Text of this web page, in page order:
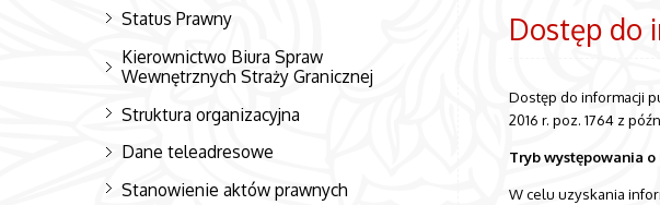
Status Prawny
Kierownictwo Biura Spraw
Wewnętrznych Straży Granicznej
Struktura organizacyjna
Dane teleadresowe
Stanowienie aktów prawnych
Dostęp do
Dostęp do informacji
2016 r. poz. 1764 z
Tryb występowania
W celu uzyskania